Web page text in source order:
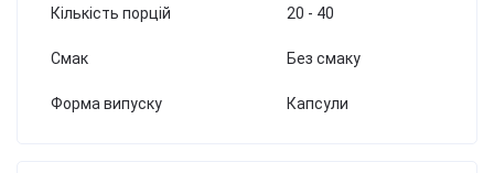
Кількість порцій 20 - 40
Смак Без смаку
Форма випуску Капсули